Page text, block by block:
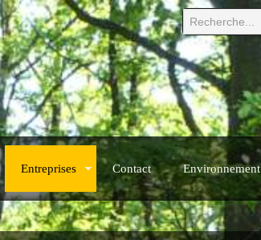
Entreprises Contact Environnement